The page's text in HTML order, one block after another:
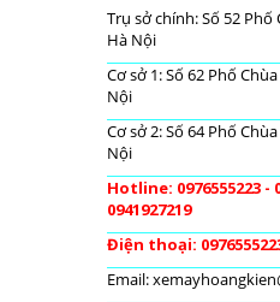
Trụ sở chính: Số 52 Phố
Hà Nội
Cơ sở 1: Số 62 Phố
Nội
Cơ sở 2: Số 64 Phố
Nội
Hotline: 0976555223 -
0941927219
Điện thoại:
Email: